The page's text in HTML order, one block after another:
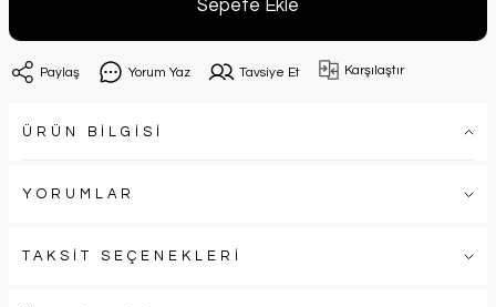
Sepete Ekle
Paylaş Yorum Yaz Tavsiye Et Karşılaştır
ÜRÜN BİLGİSİ
YORUMLAR
TAKSİT SEÇENEKLERİ